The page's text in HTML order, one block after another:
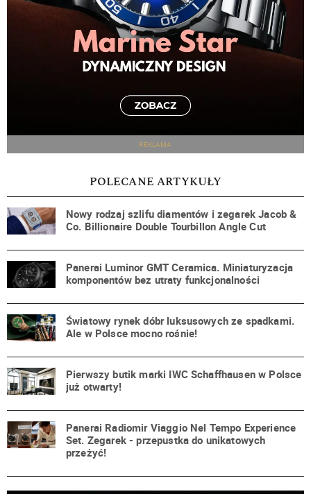
REKLAMA
POLECANE ARTYKUŁY
Nowy rodzaj szlifu diamentów i zegarek Jacob &
Co. Billionaire Double Tourbillon Angle Cut
Panerai Luminor GMT Ceramica. Miniaturyzacja
komponentów bez utraty funkcjonalności
Światowy rynek dóbr luksusowych ze spadkami.
Ale w Polsce mocno rośnie!
Pierwszy butik marki IWC Schaffhausen w Polsce
już otwarty!
Panerai Radiomir Viaggio Nel Tempo Experience
Set. Zegarek - przepustka do unikatowych
przeżyć!